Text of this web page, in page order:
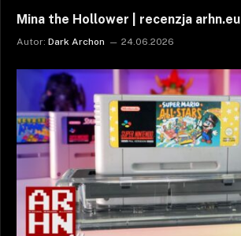
Mina the Hollower | recenzja arhn.eu
Autor: Dark Archon 24.06.2026